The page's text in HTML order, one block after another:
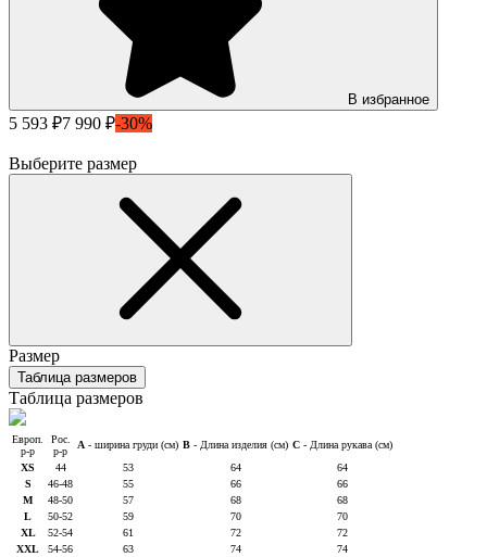
В избранное
5 593 ₽7 990 ₽-30%
Выберите размер
Размер
Таблица размеров
Таблица размеров
Европ.
р-р
Рос.
р-р
A - ширина груди (см) B - Длина изделия (см) C - Длина рукава (см)
XS
44 53 64
64
S
46-48 55 66
66
M
48-50 57 68
68
L
50-52 59 70
70
XL
52-54 61 72
72
XXL
54-56 63 74
74